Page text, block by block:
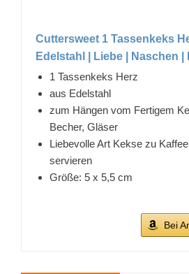
Cuttersweet 1 Tassenkeks
Edelstahl | Liebe | Naschen |
1 Tassenkeks Herz
aus Edelstahl
zum Hängen vom Fertigem
Becher, Gläser
Liebevolle Art Kekse zu
servieren
Größe: 5 x 5,5 cm
Bei